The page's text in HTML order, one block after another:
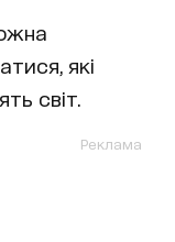
які
світ.
Реклама